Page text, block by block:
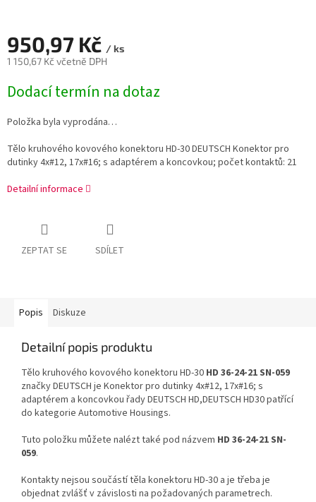
950,97 Kč / ks
1 150,67 Kč včetně DPH
cena:
Dodací termín na dotaz
Položka byla vyprodána…
Tělo kruhového kovového konektoru HD-30 DEUTSCH Konektor pro
dutinky 4x#12, 17x#16; s adaptérem a koncovkou; počet kontaktů: 21
Detailní informace
ZEPTAT SE SDÍLET
Popis Diskuze
Detailní popis produktu
Tělo kruhového kovového konektoru HD-30 HD 36-24-21 SN-059
značky DEUTSCH je Konektor pro dutinky 4x#12, 17x#16; s
adaptérem a koncovkou řady DEUTSCH HD,DEUTSCH HD30 patřící
do kategorie Automotive Housings.
Tuto položku můžete nalézt také pod názvem HD 36-24-21 SN-
059.
Kontakty nejsou součástí těla konektoru HD-30 a je třeba je
objednat zvlášť v závislosti na požadovaných parametrech.